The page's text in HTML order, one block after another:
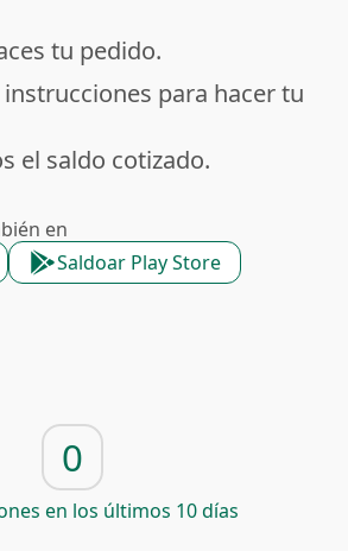
tu pedido.
instrucciones para hacer tu
el saldo cotizado.
en
Saldoar Play Store
0
en los últimos 10 días